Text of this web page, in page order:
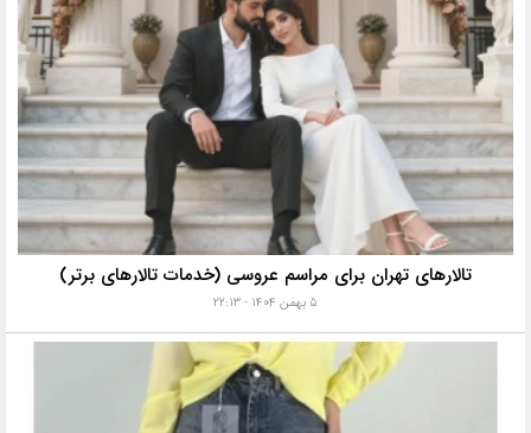
تالارهای تهران برای مراسم عروسی (خدمات تالارهای برتر)
۵ بهمن ۱۴۰۴ - ۲۲:۱۳